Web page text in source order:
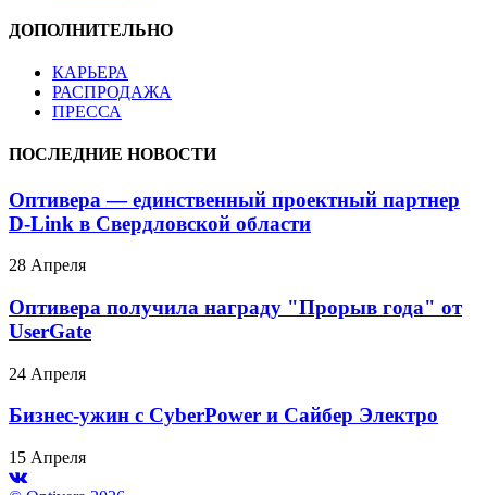
ДОПОЛНИТЕЛЬНО
КАРЬЕРА
РАСПРОДАЖА
ПРЕССА
ПОСЛЕДНИЕ НОВОСТИ
Оптивера — единственный проектный партнер
D-Link в Свердловской области
28 Апреля
Оптивера получила награду "Прорыв года" от
UserGate
24 Апреля
Бизнес-ужин с CyberPower и Сайбер Электро
15 Апреля